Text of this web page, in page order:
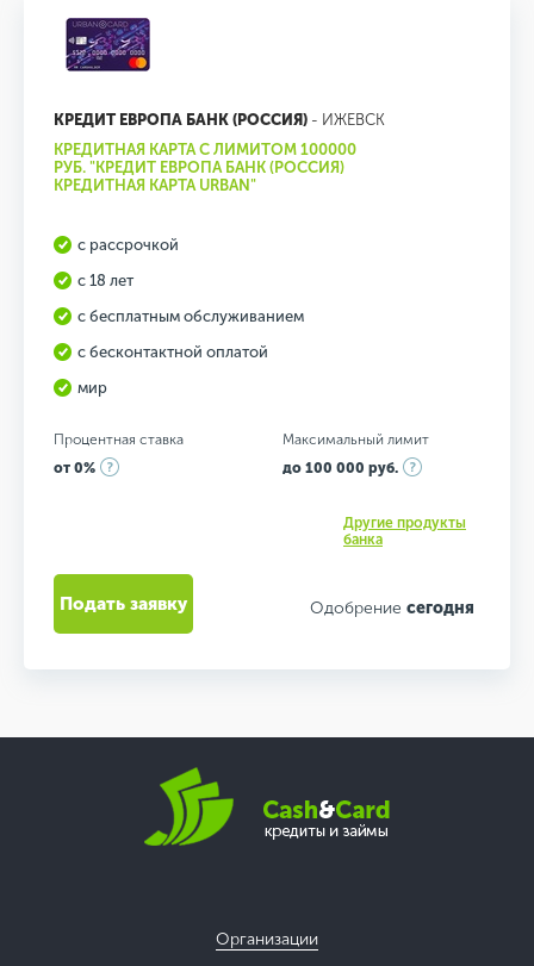
КРЕДИТ ЕВРОПА БАНК (РОССИЯ) - ИЖЕВСК
КРЕДИТНАЯ КАРТА С ЛИМИТОМ 100000
РУБ. "КРЕДИТ ЕВРОПА БАНК (РОССИЯ)
КРЕДИТНАЯ КАРТА URBAN"
с рассрочкой
с 18 лет
с бесплатным обслуживанием
с бесконтактной оплатой
мир
Процентная ставка
от 0%
Максимальный лимит
до 100 000 руб.
Другие продукты
банка
Одобрение сегодня
Подать заявку
Организации